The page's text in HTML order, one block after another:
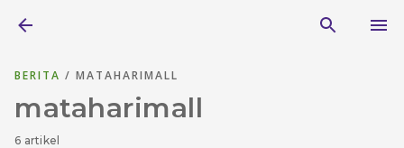
BERITA / MATAHARIMALL
mataharimall
6 artikel